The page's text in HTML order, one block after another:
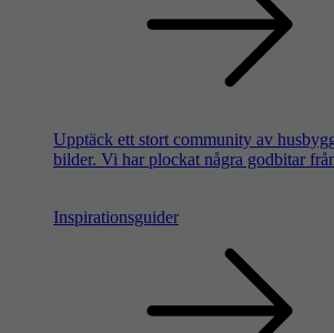
Upptäck ett stort community av
bilder. Vi har plockat några godbitar
Inspirationsguider